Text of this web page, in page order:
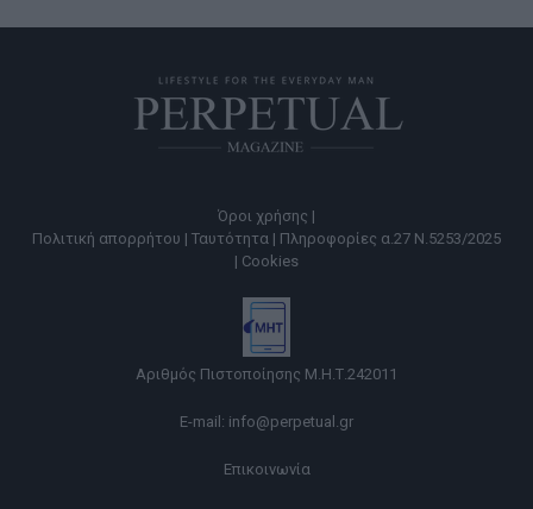
Όροι χρήσης |
Πολιτική απορρήτου | Ταυτότητα | Πληροφορίες α.27 Ν.5253/2025
| Cookies
Αριθμός Πιστοποίησης Μ.Η.Τ.242011
E-mail: info@perpetual.gr
Επικοινωνία